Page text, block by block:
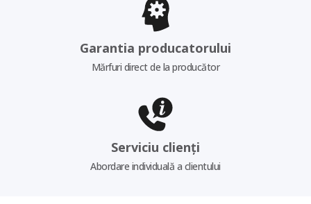
Garantia producatorului
Mărfuri direct de la producător
Serviciu clienți
Abordare individuală a clientului